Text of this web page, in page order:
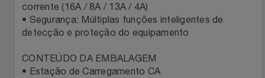
corrente (16A / 8A / 13A / 4A)
• Segurança: Múltiplas funções inteligentes de
detecção e proteção do equipamento
CONTEÚDO DA EMBALAGEM
• Estação de Carregamento CA